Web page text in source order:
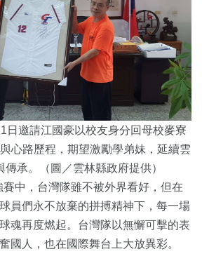
日邀請江國豪以校友身分回母校麥寮
心路歷程，期望激勵學弟妹，延續雲
傳承。（圖／雲林縣政府提供）
中，台灣隊雖不被外界看好，但在
員們永不放棄的拼搏精神下，每一場
魂再度燃起。台灣隊以無懈可擊的表
國人，也在國際舞台上大放異彩。